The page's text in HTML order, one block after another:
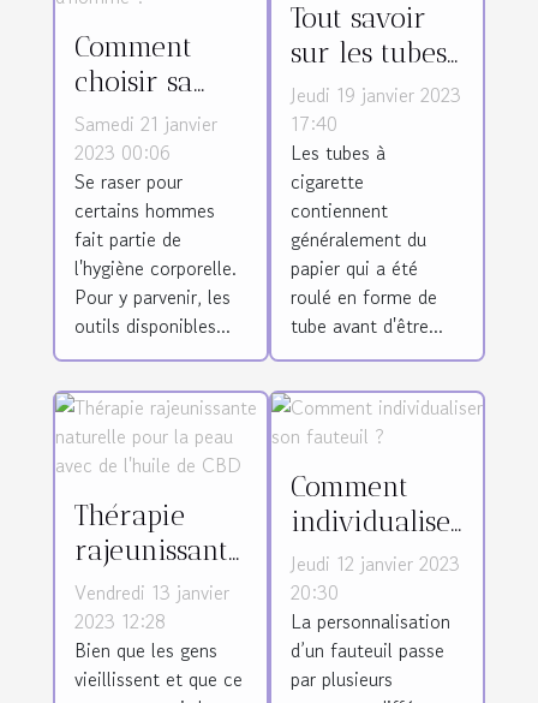
Comment
choisir sa
tondeuse
pour corps
d'homme ?
Samedi 21 janvier
2023 00:06
Se raser pour
certains hommes
fait partie de
l'hygiène corporelle.
Pour y parvenir, les
outils disponibles...
Tout savoir
sur les tubes
à cigarette
Jeudi 19 janvier 2023
17:40
Les tubes à
cigarette
contiennent
généralement du
papier qui a été
roulé en forme de
tube avant d'être...
Thérapie
rajeunissante
naturelle
pour la peau
avec de
l'huile de
Vendredi 13 janvier
2023 12:28
Bien que les gens
vieillissent et que ce
Comment
individualiser
son fauteuil ?
Jeudi 12 janvier 2023
20:30
La personnalisation
d’un fauteuil passe
par plusieurs